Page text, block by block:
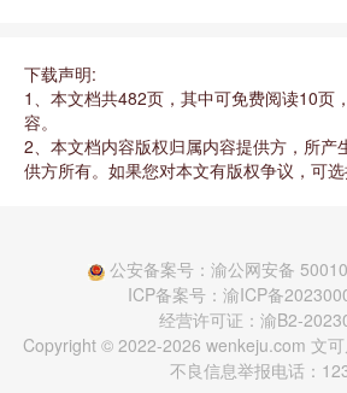
下载声明:
1、本文档共482页，其中可免费阅读10页
容。
2、本文档内容版权归属内容提供方，所产
供方所有。如果您对本文有版权争议，可
内容交易风险。 如存在严重文不对题之情
服投诉处理。 文档侵权举报电话：
微信） (电话支持时间：10:00-19:00)。
公安备案号：渝公网安备
ICP备案号：渝ICP备
经营许可证：渝B2-
Copyright © 2022-2026 wenkeju.com 文
不良信息举报电话：